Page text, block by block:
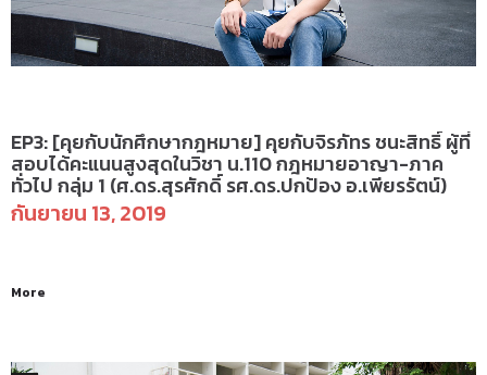
EP3: [คุยกับนักศึกษากฎหมาย] คุยกับจิรภัทร ชนะสิทธิ์ ผู้ที่
สอบได้คะแนนสูงสุดในวิชา น.110 กฎหมายอาญา-ภาค
ทั่วไป กลุ่ม 1 (ศ.ดร.สุรศักดิ์ รศ.ดร.ปกป้อง อ.เพียรรัตน์)
กันยายน 13, 2019
More